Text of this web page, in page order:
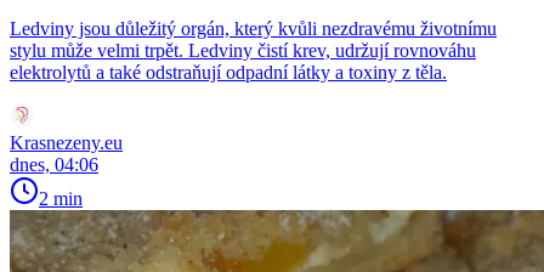
Ledviny jsou důležitý orgán, který kvůli nezdravému životnímu
stylu může velmi trpět. Ledviny čistí krev, udržují rovnováhu
elektrolytů a také odstraňují odpadní látky a toxiny z těla.
Krasnezeny.eu
dnes, 04:06
2 min